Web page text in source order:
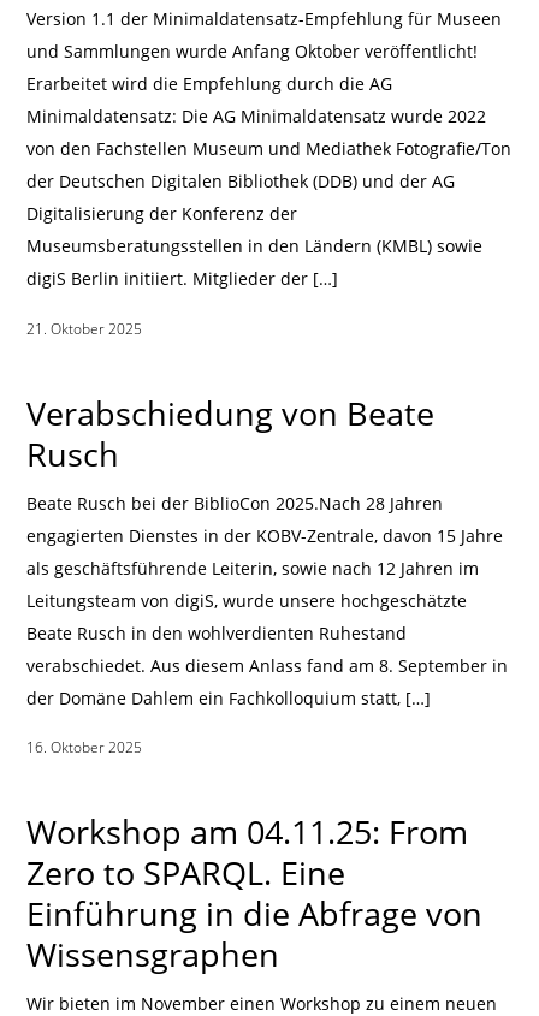
Version 1.1 der Minimaldatensatz-Empfehlung für Museen
und Sammlungen wurde Anfang Oktober veröffentlicht!
Erarbeitet wird die Empfehlung durch die AG
Minimaldatensatz: Die AG Minimaldatensatz wurde 2022
von den Fachstellen Museum und Mediathek Fotografie/Ton
der Deutschen Digitalen Bibliothek (DDB) und der AG
Digitalisierung der Konferenz der
Museumsberatungsstellen in den Ländern (KMBL) sowie
digiS Berlin initiiert. Mitglieder der […]
21. Oktober 2025
Verabschiedung von Beate
Rusch
Beate Rusch bei der BiblioCon 2025.Nach 28 Jahren
engagierten Dienstes in der KOBV-Zentrale, davon 15 Jahre
als geschäftsführende Leiterin, sowie nach 12 Jahren im
Leitungsteam von digiS, wurde unsere hochgeschätzte
Beate Rusch in den wohlverdienten Ruhestand
verabschiedet. Aus diesem Anlass fand am 8. September in
der Domäne Dahlem ein Fachkolloquium statt, […]
16. Oktober 2025
Workshop am 04.11.25: From
Zero to SPARQL. Eine
Einführung in die Abfrage von
Wissensgraphen
Wir bieten im November einen Workshop zu einem neuen